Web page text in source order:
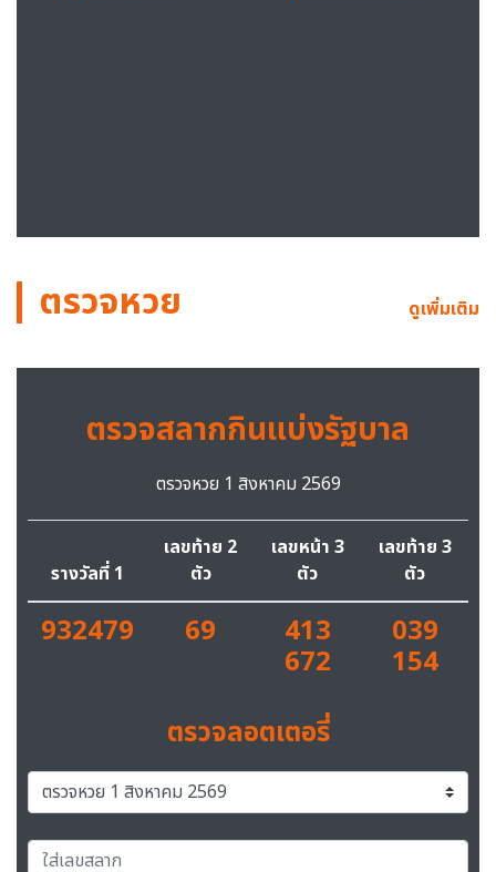
ตรวจหวย ดูเพิ่มเติม
ตรวจสลากกินแบ่งรัฐบาล
ตรวจหวย 1 สิงหาคม 2569
รางวัลที่ 1
เลขท้าย 2
ตัว
เลขหน้า 3
ตัว
เลขท้าย 3
ตัว
932479 69 413
672
039
154
ตรวจลอตเตอรี่